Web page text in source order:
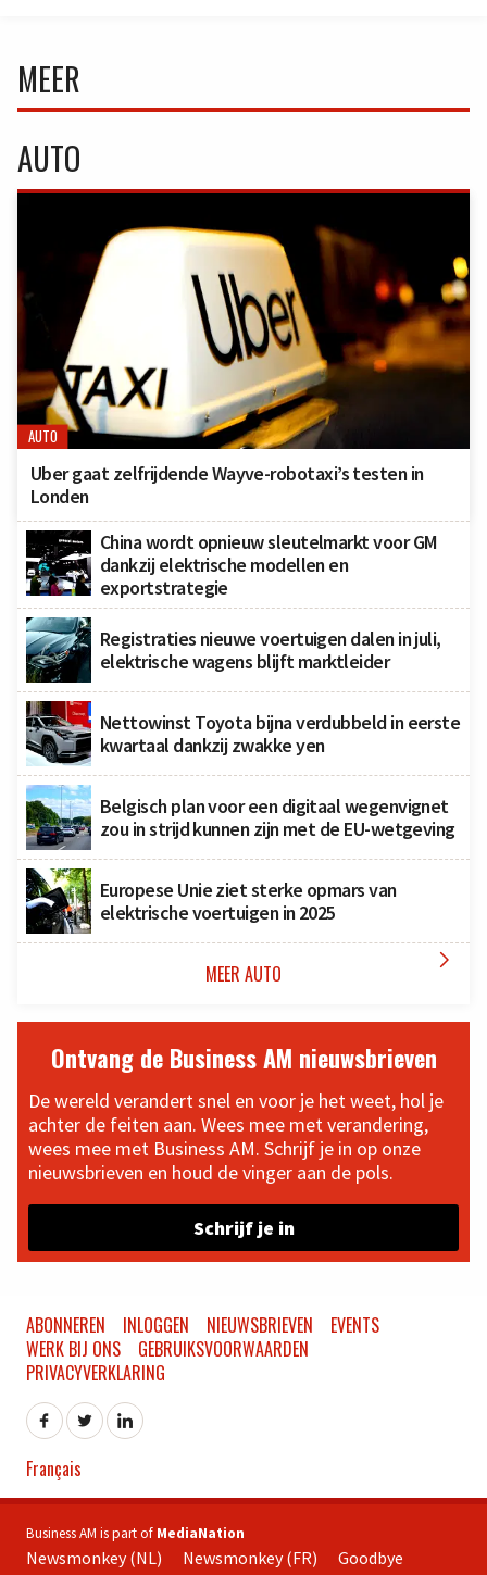
MEER
AUTO
AUTO
Uber gaat zelfrijdende Wayve-robotaxi’s testen in
Londen
China wordt opnieuw sleutelmarkt voor GM
dankzij elektrische modellen en
exportstrategie
Registraties nieuwe voertuigen dalen in juli,
elektrische wagens blijft marktleider
Nettowinst Toyota bijna verdubbeld in eerste
kwartaal dankzij zwakke yen
Belgisch plan voor een digitaal wegenvignet
zou in strijd kunnen zijn met de EU-wetgeving
Europese Unie ziet sterke opmars van
elektrische voertuigen in 2025
MEER AUTO 
Ontvang de Business AM nieuwsbrieven
De wereld verandert snel en voor je het weet, hol je
achter de feiten aan. Wees mee met verandering,
wees mee met Business AM. Schrijf je in op onze
nieuwsbrieven en houd de vinger aan de pols.
Schrijf je in
ABONNEREN INLOGGEN NIEUWSBRIEVEN
EVENTS
WERK BIJ ONS
GEBRUIKSVOORWAARDEN
PRIVACYVERKLARING
Français
Business AM is part of MediaNation
Newsmonkey (NL) Newsmonkey (FR) Goodbye